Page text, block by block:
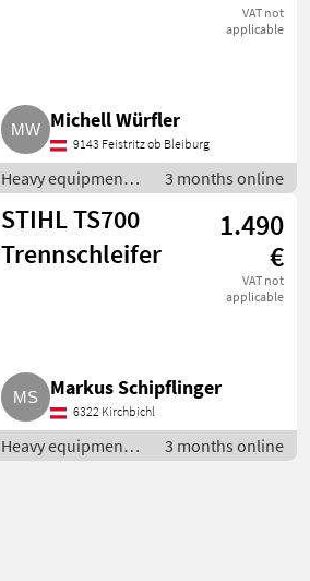
VAT not
applicable
Michell Würfler
9143 Feistritz ob Bleiburg
Heavy equipment/
construction
machines / Small
construction
devices
3 months online
STIHL TS700
Trennschleifer
1.490
€
VAT not
applicable
Markus Schipflinger
6322 Kirchbichl
Heavy equipment/
construction
3 months online